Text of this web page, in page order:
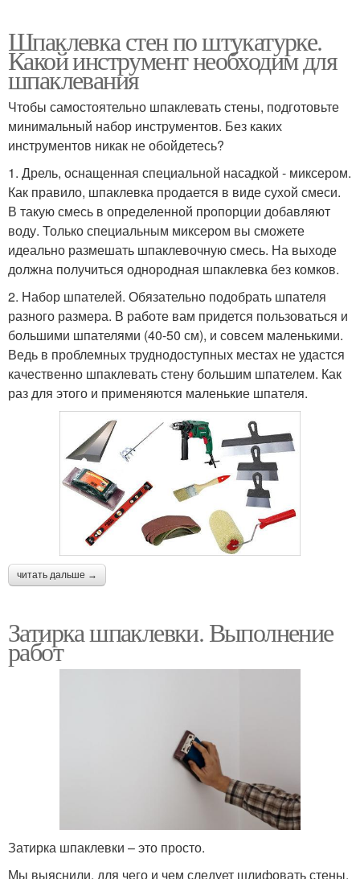
Шпаклевка стен по штукатурке.
Какой инструмент необходим для
шпаклевания
Чтобы самостоятельно шпаклевать стены, подготовьте
минимальный набор инструментов. Без каких
инструментов никак не обойдетесь?
1. Дрель, оснащенная специальной насадкой - миксером.
Как правило, шпаклевка продается в виде сухой смеси.
В такую смесь в определенной пропорции добавляют
воду. Только специальным миксером вы сможете
идеально размешать шпаклевочную смесь. На выходе
должна получиться однородная шпаклевка без комков.
2. Набор шпателей. Обязательно подобрать шпателя
разного размера. В работе вам придется пользоваться и
большими шпателями (40-50 см), и совсем маленькими.
Ведь в проблемных труднодоступных местах не удастся
качественно шпаклевать стену большим шпателем. Как
раз для этого и применяются маленькие шпателя.
читать дальше →
Затирка шпаклевки. Выполнение
работ
Затирка шпаклевки – это просто.
Мы выяснили, для чего и чем следует шлифовать стены,